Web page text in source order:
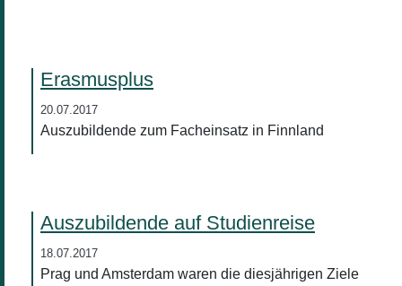
Erasmusplus
20.07.2017
Auszubildende zum Facheinsatz in Finnland
Auszubildende auf Studienreise
18.07.2017
Prag und Amsterdam waren die diesjährigen Ziele